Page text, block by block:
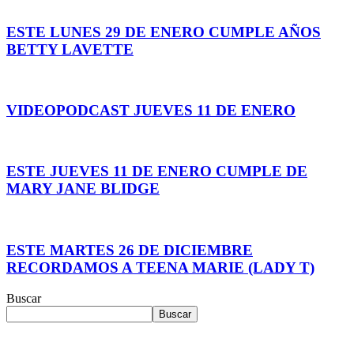
ESTE LUNES 29 DE ENERO CUMPLE AÑOS
BETTY LAVETTE
VIDEOPODCAST JUEVES 11 DE ENERO
ESTE JUEVES 11 DE ENERO CUMPLE DE
MARY JANE BLIDGE
ESTE MARTES 26 DE DICIEMBRE
RECORDAMOS A TEENA MARIE (LADY T)
Buscar
Buscar